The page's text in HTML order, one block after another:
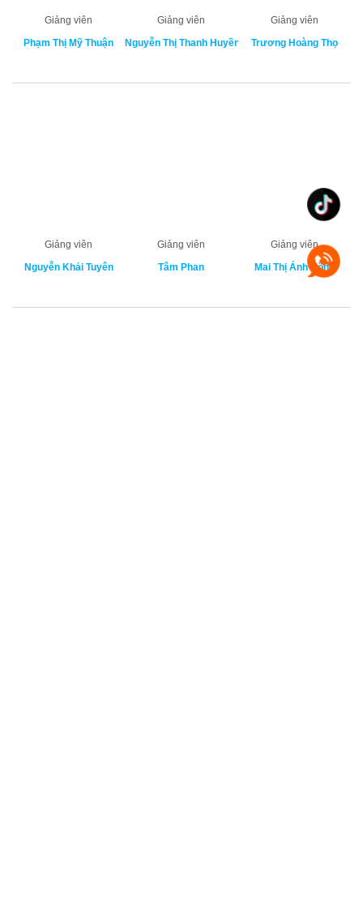
Giảng viên
Phạm Thị Mỹ Thuận
Giảng viên
Nguyễn Thị Thanh Huyền
Giảng viên
Trương Hoàng Thọ
Giảng viên
Nguyễn Khải Tuyên
Giảng viên
Tâm Phan
Giảng viên
Mai Thị Ánh Hồng